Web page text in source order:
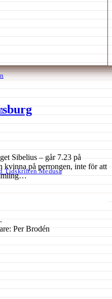
Tidskriften Medusa
Sibelius – går 7.23 på
kvinna på perrongen, inte för att
Per Brodén